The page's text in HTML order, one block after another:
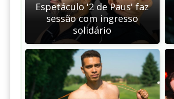
Espetáculo '2 de Paus' faz
sessão com ingresso
solidário